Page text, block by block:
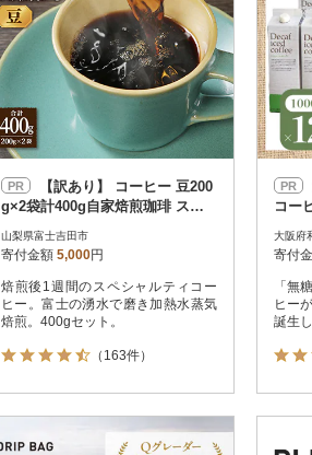
PayPay
クレジットカード決済
Amazon Pay
楽天ペイ
メルペイ
コンビニ支払い
ソフトバンクまとめて支払い
d払い
金融機関(Pay-easy決済)
発送
通常
冷蔵
冷凍
PR
g×2袋計400g自家焙煎珈琲 スペ
シャルティコーヒー 富士山の湧
き水
山梨県富士吉田市
寄付金額 5,000円
焙煎後1週間のスペシャルティコー
ヒー。富士の湧水で磨き加熱水蒸気
焙煎。400gセット。
（163件）
PR
コー
ェハ
焙煎
大阪府
寄付
「無
ヒー
誕生